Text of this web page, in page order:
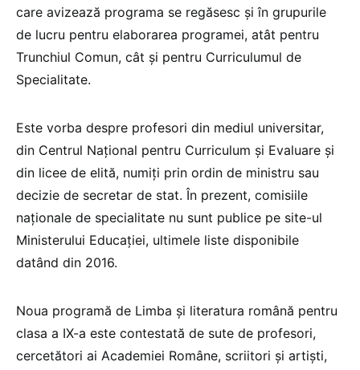
care avizează programa se regăsesc și în grupurile
de lucru pentru elaborarea programei, atât pentru
Trunchiul Comun, cât și pentru Curriculumul de
Specialitate.
Este vorba despre profesori din mediul universitar,
din Centrul Național pentru Curriculum și Evaluare și
din licee de elită, numiți prin ordin de ministru sau
decizie de secretar de stat. În prezent, comisiile
naționale de specialitate nu sunt publice pe site-ul
Ministerului Educației, ultimele liste disponibile
datând din 2016.
Noua programă de Limba și literatura română pentru
clasa a IX-a este contestată de sute de profesori,
cercetători ai Academiei Române, scriitori și artiști,